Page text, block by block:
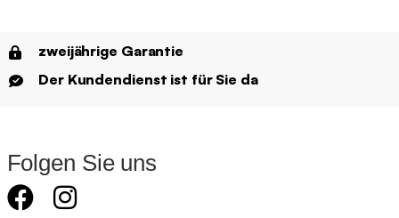
zweijährige Garantie
Der Kundendienst ist für Sie da
Folgen Sie uns